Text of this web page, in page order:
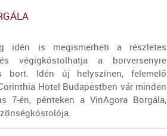
idén is megismerheti a részletes
végigkóstolhatja a borversenyre
bort. Idén új helyszínen, felemelő
Hotel Budapestben vár minden
7-én, pénteken a VinAgora Borgála,